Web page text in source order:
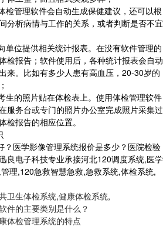
检管理软件会自动生成保健建议，还可以根
分析病情与工作的关系，或者判断是否不宜
单位提供相关统计报表。在没有软件管理的
检报告；软件使用后，各种统计报表会自动
来。比如有多少人患有高血压，20-30岁的
生的照片贴在体检表上。使用体检管理软件
服务台或专门的照片办公室完成照片采集过
检报告的相应位置。
？医学影像管理系统报价是多少？医院检验
良电子科技专业承接河北120调度系统,医学
理,120急救智慧急救,急救系统,体检系统,
卫生体检系统,健康体检系统,
件的主要类别是什么？
体检管理系统的特点